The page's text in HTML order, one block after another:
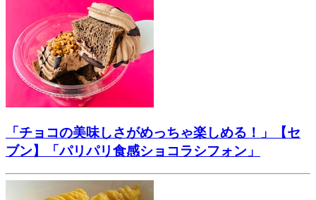
「チョコの美味しさがめっちゃ楽しめる！」【セ
ブン】「パリパリ食感ショコラシフォン」